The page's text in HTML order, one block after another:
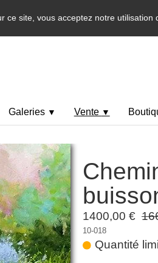
site, vous acceptez notre utilisation
Galeries ▼ Vente ▼
1400,00 €
10-018
Quantité